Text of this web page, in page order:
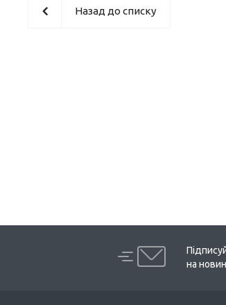
Назад до списку
на